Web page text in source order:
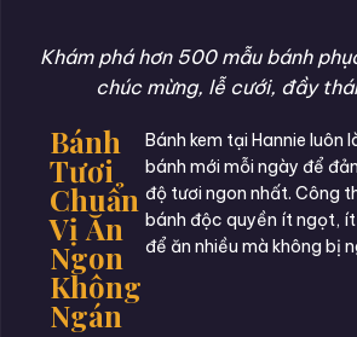
Khám phá hơn 500 mẫu bánh
chúc mừng, lễ cưới, đầy
Bánh
Tươi
Chuẩn
Vị Ăn
Ngon
Không
Ngán
Bánh kem tại Hannie luôn
bánh mới mỗi ngày để
độ tươi ngon nhất. Công
bánh độc quyền ít ngọt,
để ăn nhiều mà không bị